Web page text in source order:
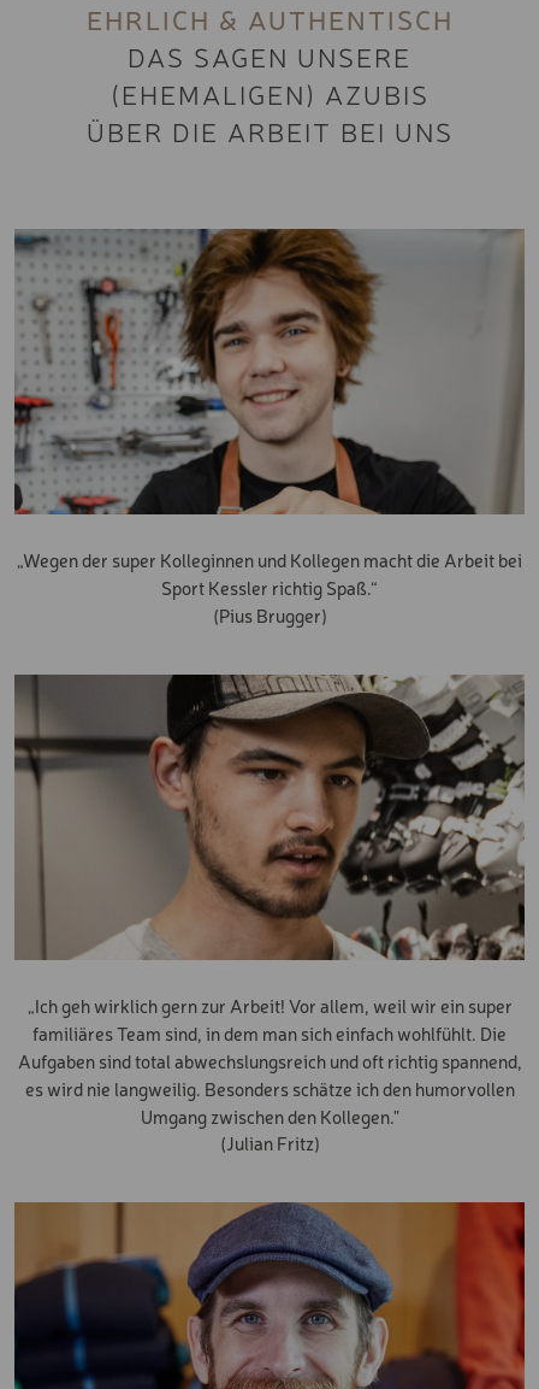
EHRLICH & AUTHENTISCH
DAS SAGEN UNSERE
(EHEMALIGEN) AZUBIS
ÜBER DIE ARBEIT BEI UNS
„Wegen der super Kolleginnen und Kollegen macht die Arbeit bei
Sport Kessler richtig Spaß.“
(Pius Brugger)
„Ich geh wirklich gern zur Arbeit! Vor allem, weil wir ein super
familiäres Team sind, in dem man sich einfach wohlfühlt. Die
Aufgaben sind total abwechslungsreich und oft richtig spannend,
es wird nie langweilig. Besonders schätze ich den humorvollen
Umgang zwischen den Kollegen."
(Julian Fritz)